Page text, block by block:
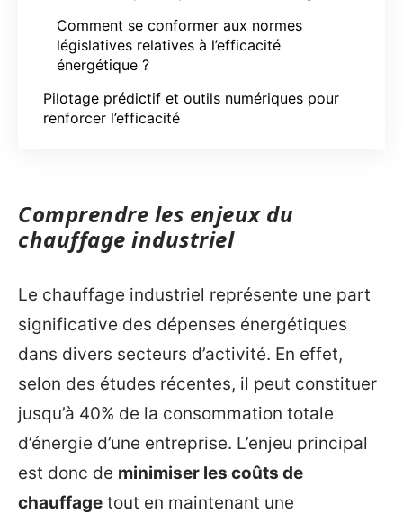
Comment se conformer aux normes
législatives relatives à l’efficacité
énergétique ?
Pilotage prédictif et outils numériques pour
renforcer l’efficacité
Comprendre les enjeux du
chauffage industriel
Le chauffage industriel représente une part
significative des dépenses énergétiques
dans divers secteurs d’activité. En effet,
selon des études récentes, il peut constituer
jusqu’à 40% de la consommation totale
d’énergie d’une entreprise. L’enjeu principal
est donc de minimiser les coûts de
chauffage tout en maintenant une